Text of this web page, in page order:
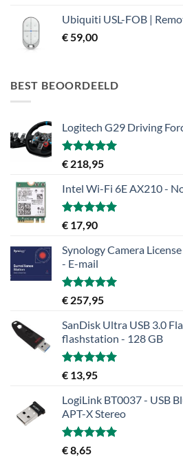
Ubiquiti USL-FOB |
€ 59,00
BEST BEOORDEELD
Logitech G29 Driving
Gewaardeerd
uit 5
€ 218,95
Intel Wi-Fi 6E AX210 -
Gewaardeerd
uit 5
€ 17,90
Synology Camera
- E-mail
Gewaardeerd
uit 5
€ 257,95
SanDisk Ultra USB 3.0
flashstation - 128 GB
Gewaardeerd
uit 5
€ 13,95
LogiLink BT0037 - USB
APT-X Stereo
Gewaardeerd
5.00
€8,65